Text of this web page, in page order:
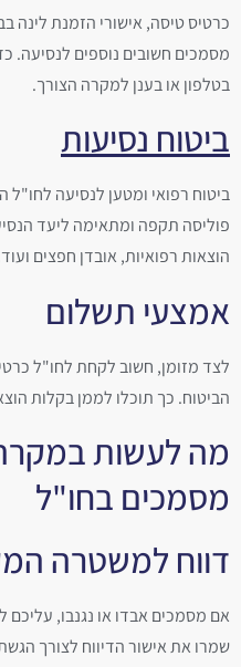
כרטיס טיסה, אישורי הזמנת לינה
מסמכים חשובים נוספים לנסיעה.
בטלפון או בענן למקרה הצורך.
ביטוח נסיעות
ביטוח רפואי ומטען לנסיעה
פוליסה תקפה ומתאימה ליעד
הוצאות רפואיות, אובדן חפצים
אמצעי תשלום
לצד מזומן, חשוב לקחת לחו"ל
הביטוח. כך תוכלו לממן בקלות
מה לעשות
מסמכים בחו"ל
דווח למשטרה
אם מסמכים אבדו או נגנבו,
שמרו את אישור הדיווח לצורך